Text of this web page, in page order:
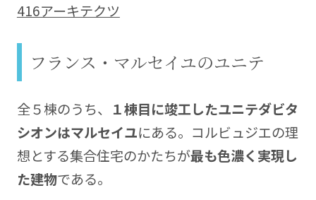
416アーキテクツ
フランス・マルセイユのユニテ
全５棟のうち、 １棟目に竣工したユニテダビタ
シオンはマルセイユにある。コルビュジエの理
想とする集合住宅のかたちが最も色濃く実現し
た建物である。